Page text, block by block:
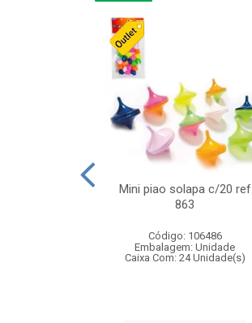
Mini piao solapa c/20 ref
863
Código: 106486
Embalagem: Unidade
Caixa Com: 24 Unidade(s)